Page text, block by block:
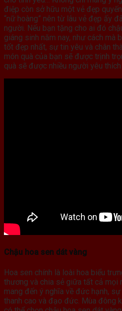
điệp còn sở hữu một vẻ đẹp
“nữ hoàng” nên từ lâu vẻ đẹp ấy
người. Nếu bạn tặng cho ai đó
giáng sinh năm nay, như cách mà
tốt đẹp nhất, sự tin yêu và chân
món quà của bạn sẽ được trịnh
quà sẽ được nhiều người yêu
Chậu hoa sen dát vàng
Hoa sen chính là loài hoa biểu
thương và chia sẻ giữa tất cả mọi
mang đến ý nghĩa về đức hạnh,
thanh cao và đạo đức. Mùa đông